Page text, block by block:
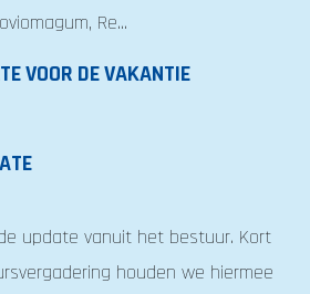
Re...
VOOR DE VAKANTIE
update vanuit het bestuur. Kort
houden we hiermee